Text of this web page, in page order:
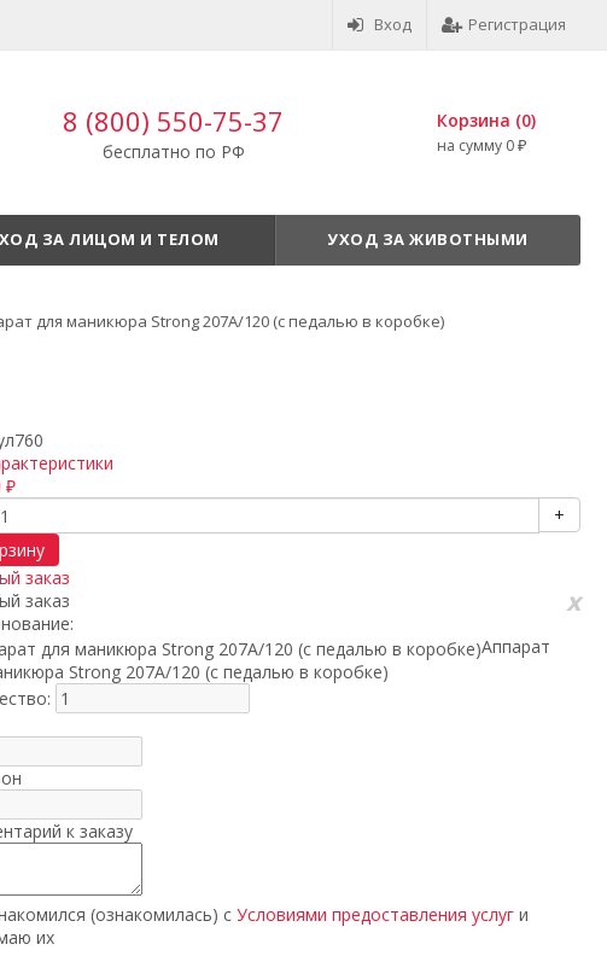
Вход Регистрация
8 (800) 550-75-37
бесплатно по РФ
Корзина (0)
на сумму 0 ₽
ЗА ЛИЦОМ И ТЕЛОМ УХОД ЗА ЖИВОТНЫМИ
для маникюра Strong 207A/120 (с педалью в коробке)
760
₽
+
заказ
заказ
x
Аппарат
Strong 207A/120 (с педалью в коробке)
к заказу
(ознакомилась) с Условиями предоставления услуги
их